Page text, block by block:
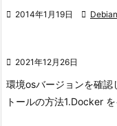
 2014年1月19日 
 2021年12月26日
環境osバージョンを確認
トールの方法1.Docker